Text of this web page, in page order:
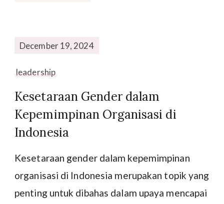
December 19, 2024
leadership
Kesetaraan Gender dalam
Kepemimpinan Organisasi di
Indonesia
Kesetaraan gender dalam kepemimpinan
organisasi di Indonesia merupakan topik yang
penting untuk dibahas dalam upaya mencapai